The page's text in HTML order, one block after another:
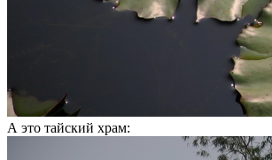
А это тайский храм: